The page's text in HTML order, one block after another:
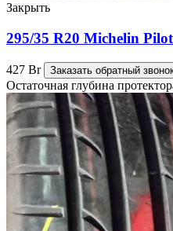
Закрыть
295/35 R20 Michelin
427 Br Заказать обратный
Остаточная глубина